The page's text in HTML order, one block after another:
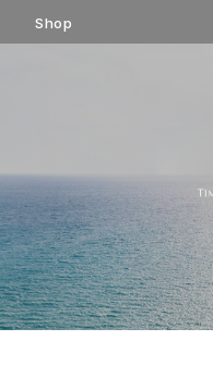
Shop
ン
ス
キ
ッ
プ